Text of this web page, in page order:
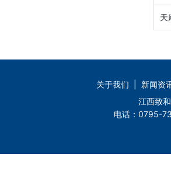
天
关于我们 新闻资
江西致
电话：0795-